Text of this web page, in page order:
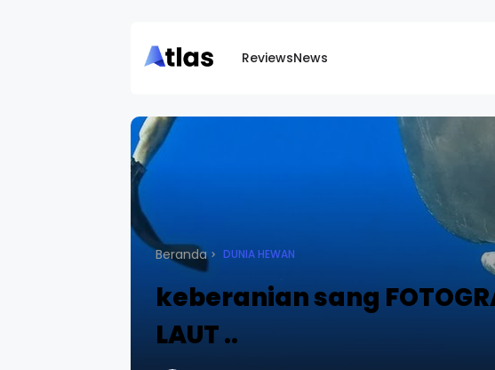
ReviewsNews
Beranda DUNIA HEWAN
keberanian sang
LAUT ..